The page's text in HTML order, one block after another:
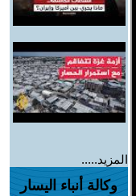
المزيد.....
وكالة أنباء اليسار